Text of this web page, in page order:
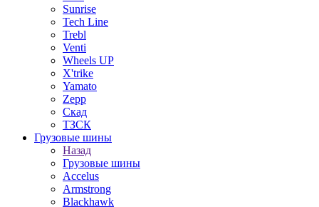
Sunrise
Tech Line
Trebl
Venti
Wheels UP
X'trike
Yamato
Zepp
Скад
ТЗСК
Грузовые шины
Назад
Грузовые шины
Accelus
Armstrong
Blackhawk